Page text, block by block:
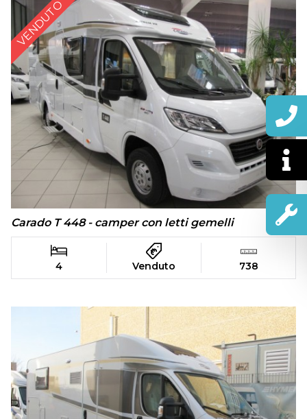
VENDUTO
Carado T 448 - camper con letti gemelli
4 Venduto 738